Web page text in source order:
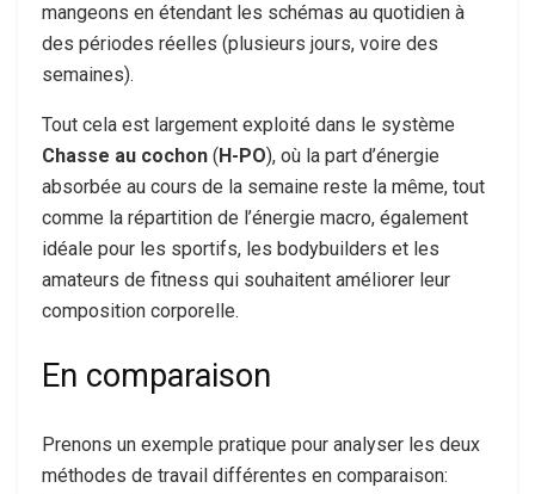
mangeons en étendant les schémas au quotidien à
des périodes réelles (plusieurs jours, voire des
semaines).
Tout cela est largement exploité dans le système
Chasse au cochon ( H-PO), où la part d’énergie
absorbée au cours de la semaine reste la même, tout
comme la répartition de l’énergie macro, également
idéale pour les sportifs, les bodybuilders et les
amateurs de fitness qui souhaitent améliorer leur
composition corporelle.
En comparaison
Prenons un exemple pratique pour analyser les deux
méthodes de travail différentes en comparaison: